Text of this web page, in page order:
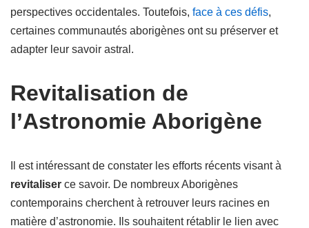
perspectives occidentales. Toutefois, face à ces défis,
certaines communautés aborigènes ont su préserver et
adapter leur savoir astral.
Revitalisation de
l’Astronomie Aborigène
Il est intéressant de constater les efforts récents visant à
revitaliser ce savoir. De nombreux Aborigènes
contemporains cherchent à retrouver leurs racines en
matière d’astronomie. Ils souhaitent rétablir le lien avec